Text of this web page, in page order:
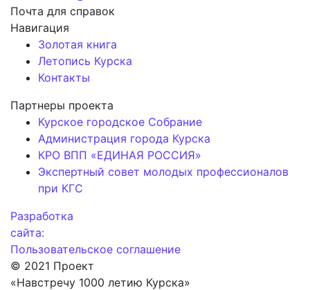
Почта для справок
Навигация
Золотая книга
Летопись Курска
Контакты
Партнеры проекта
Курское городское Собрание
Администрация города Курска
КРО ВПП «ЕДИНАЯ РОССИЯ»
Экспертный совет молодых профессионалов
при КГС
Разработка
сайта:
Пользовательское соглашение
© 2021 Проект
«Навстречу 1000 летию Курска»